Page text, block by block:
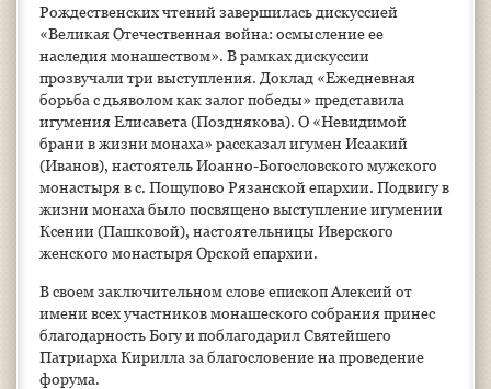
Рождественских чтений завершилась дискуссией
«Великая Отечественная война: осмысление ее
наследия монашеством». В рамках дискуссии
прозвучали три выступления. Доклад «Ежедневная
борьба с дьяволом как залог победы» представила
игумения Елисавета (Позднякова). О «Невидимой
брани в жизни монаха» рассказал игумен Исаакий
(Иванов), настоятель Иоанно-Богословского мужского
монастыря в с. Пощупово Рязанской епархии. Подвигу в
жизни монаха было посвящено выступление игумении
Ксении (Пашковой), настоятельницы Иверского
женского монастыря Орской епархии.
В своем заключительном слове епископ Алексий от
имени всех участников монашеского собрания принес
благодарность Богу и поблагодарил Святейшего
Патриарха Кирилла за благословение на проведение
форума.